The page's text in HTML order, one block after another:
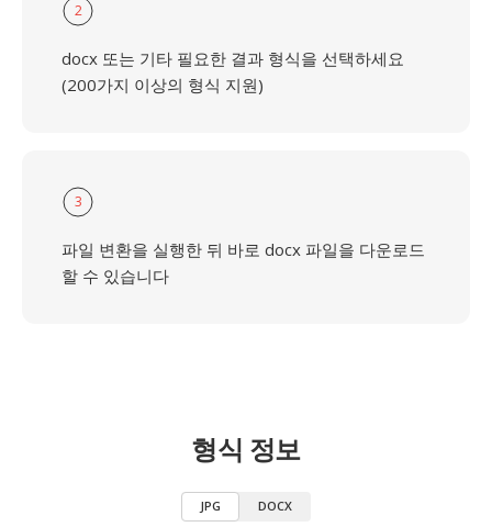
2
docx 또는 기타 필요한 결과 형식을 선택하세요
(200가지 이상의 형식 지원)
3
파일 변환을 실행한 뒤 바로 docx 파일을 다운로드
할 수 있습니다
형식 정보
JPG DOCX